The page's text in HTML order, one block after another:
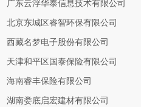
广东云浮华泰信息技术有限公司
北京东城区睿智环保有限公司
西藏名梦电子股份有限公司
天津和平区国泰保险有限公司
海南睿丰保险有限公司
湖南娄底启宏建材有限公司